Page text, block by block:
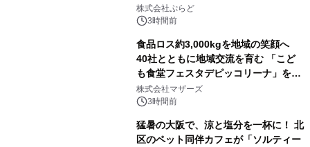
日1組限定「岩屋温泉 絵島別庭 海と
森」の握り寿司プラン
株式会社ぷらど
3時間前
食品ロス約3,000kgを地域の笑顔へ
40社とともに地域交流を育む 「こど
も食堂フェスタデピッコリーナ」を9
月5日(土)開催
株式会社マザーズ
3時間前
猛暑の大阪で、涼と塩分を一杯に！ 北
区のペット同伴カフェが「ソルティー